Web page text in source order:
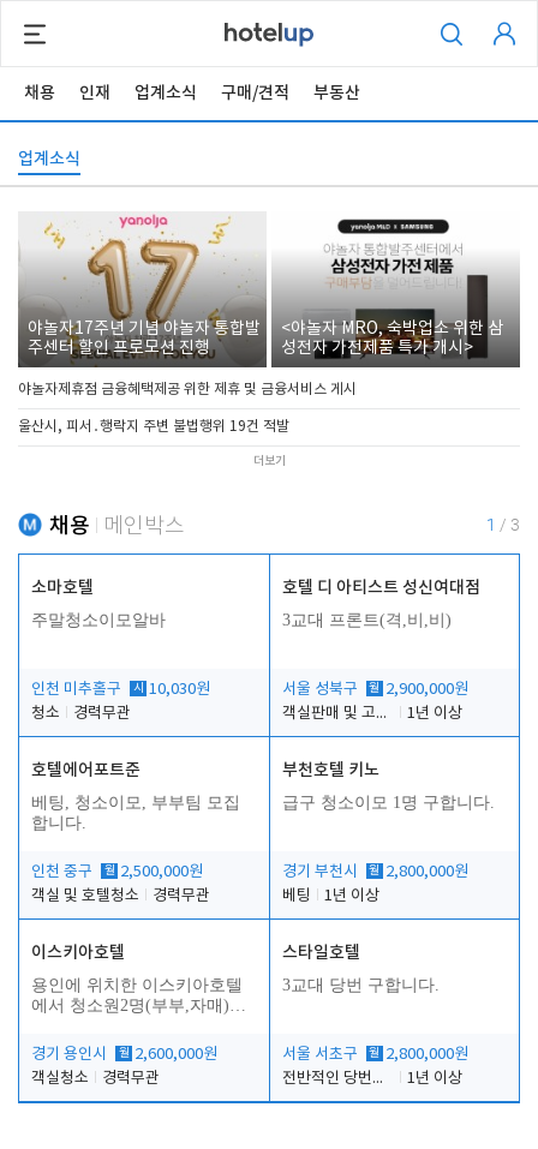
채용 인재 업계소식 구매/견적 부동산
업계소식
야놀자17주년 기념 야놀자 통합발
주센터 할인 프로모션 진행
<야놀자 MRO, 숙박업소 위한 삼
성전자 가전제품 특가 개시>
야놀자제휴점 금융혜택제공 위한 제휴 및 금융서비스 게시
울산시, 피서․행락지 주변 불법행위 19건 적발
더보기
채용 메인박스 1 / 3
소마호텔
주말청소이모알바
인천 미추홀구 시 10,030원
청소
경력무관
호텔 디 아티스트 성신여대점
3교대 프론트(격,비,비)
서울 성북구 월 2,900,000원
객실판매 및 고객응대
1년 이상
호텔에어포트준
베팅, 청소이모, 부부팀 모집
합니다.
인천 중구 월 2,500,000원
객실 및 호텔청소
경력무관
부천호텔 키노
급구 청소이모 1명 구합니다.
경기 부천시 월 2,800,000원
베팅
1년 이상
이스키아호텔
용인에 위치한 이스키아호텔
에서 청소원2명(부부,자매)을
경기 용인시
월 2,600,000원
객실청소
경력무관
스타일호텔
3교대 당번 구합니다.
서울 서초구 월 2,800,000원
전반적인 당번업무
1년 이상